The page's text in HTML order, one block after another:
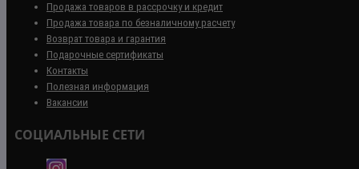
Продажа товаров в рассрочку и кредит
Продажа товара по безналичному расчету
Возврат товара и гарантия
Подарочные сертификаты
Контакты
Полезная информация
Вакансии
СОЦИАЛЬНЫЕ СЕТИ